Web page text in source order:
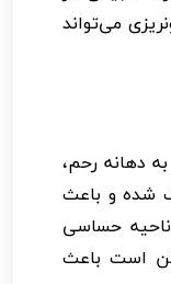
می‌تواند
دهانه رحم،
شده و باعث
حساسی
است باعث